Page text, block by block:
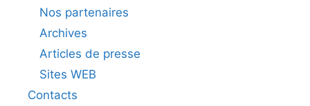
Nos partenaires
Archives
Articles de presse
Sites WEB
Contacts